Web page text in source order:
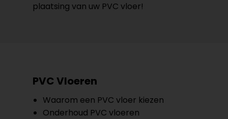
plaatsing van uw PVC vloer!
PVC Vloeren
Waarom een PVC vloer kiezen
Onderhoud PVC vloeren